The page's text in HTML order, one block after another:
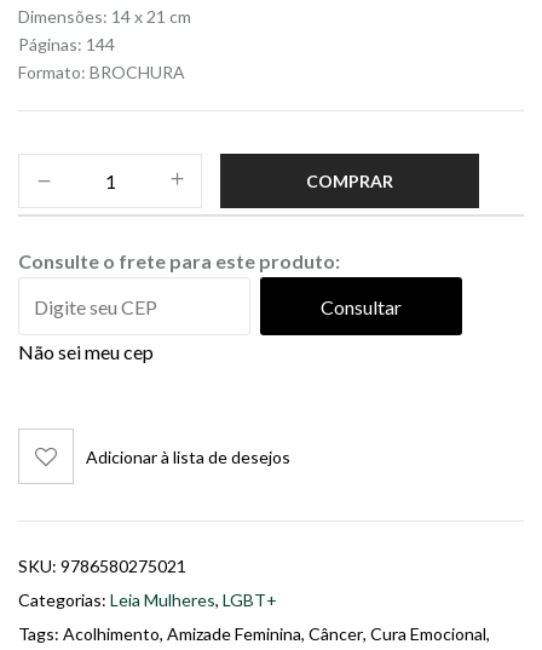
Dimensões: 14 x 21 cm
Páginas: 144
Formato: BROCHURA
COMPRAR
Consulte o frete para este produto:
Consultar
Não sei meu cep
Adicionar à lista de desejos
SKU: 9786580275021
Categorias: Leia Mulheres, LGBT+
Tags: Acolhimento, Amizade Feminina, Câncer, Cura Emocional,